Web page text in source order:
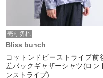
売り切れ
Bliss bunch
コットンドビーストライプ前
差バックギャザーシャツ(ロン
ンストライプ)